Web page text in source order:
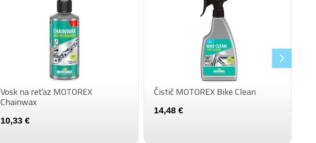
Vosk na reťaz MOTOREX
Chainwax
10,33 €
Čistič MOTOREX Bike Clean
14,48 €